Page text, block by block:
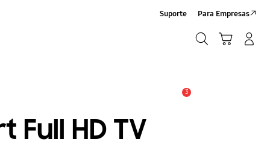
Suporte Para Empresas
3
Full HD TV